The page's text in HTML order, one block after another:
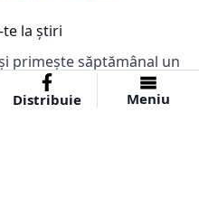
Distribuie Meniu
te la știri
primește săptămânal un
știri!